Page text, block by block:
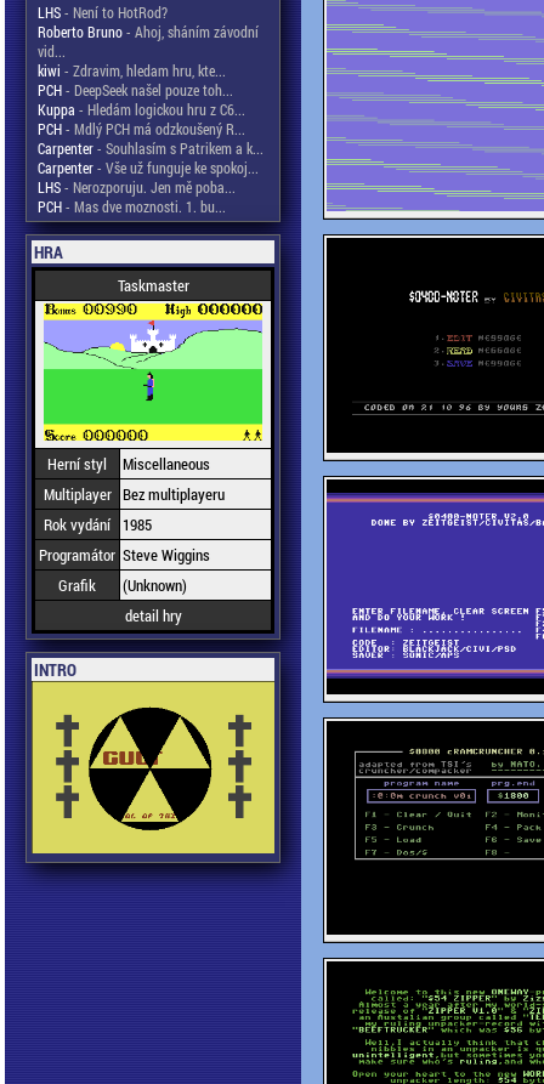
LHS- Není to HotRod?
Roberto Bruno- Ahoj, sháním závodní
vid...
kiwi - Zdravim, hledam hru, kte...
PCH- DeepSeek našel pouze toh...
Kuppa - Hledám logickou hru z C6...
PCH- Mdlý PCH má odzkoušený R...
Carpenter- Souhlasím s Patrikem a k...
Carpenter- Vše už funguje ke spokoj...
LHS- Nerozporuju. Jen mě poba...
PCH- Mas dve moznosti. 1. bu...
HRA
Taskmaster
Herní styl
Miscellaneous
Multiplayer Bez multiplayeru
Rok vydání
1985
Programátor Steve Wiggins
Grafik
(Unknown)
detail hry
INTRO